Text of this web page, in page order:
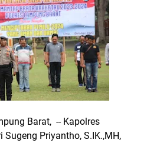
Barat, -- Kapolres
Sugeng Priyantho, S.IK.,MH,